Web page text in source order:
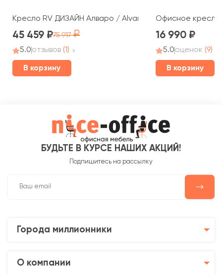
Кресло RV ДИЗАЙН Алваро / Alvaro (A1815)
45 459 75 917
5.0отзывов (1)
В корзину
Офисное кресло
16 990
5.0оценок (9)
В корзину
БУДЬТЕ В КУРСЕ НАШИХ АКЦИЙ!
Подпишитесь на рассылку
Города миллионники
О компании